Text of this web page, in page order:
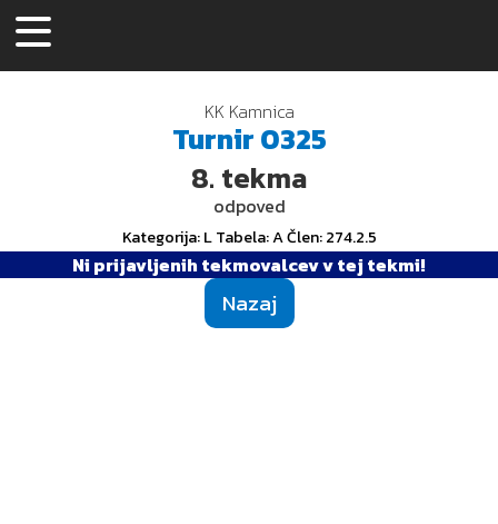
KK Kamnica
Turnir0325
8. tekma
odpoved
Kategorija: LTabela: AČlen: 274.2.5
Ni prijavljenih tekmovalcev v tej tekmi!
Nazaj